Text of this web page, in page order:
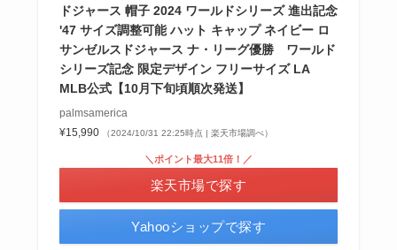
ドジャース 帽子 2024 ワールドシリーズ 進出記念
'47 サイズ調整可能 ハット キャップ ネイビー ロ
サンゼルスドジャース ナ・リーグ優勝 ワールド
シリーズ記念 限定デザイン フリーサイズ LA
MLB公式【10月下旬頃順次発送】
palmsamerica
¥15,990
（2024/10/31 22:25時点 | 楽天市場調べ）
＼ポイント最大11倍！／
楽天市場で探す
Yahooショップで探す